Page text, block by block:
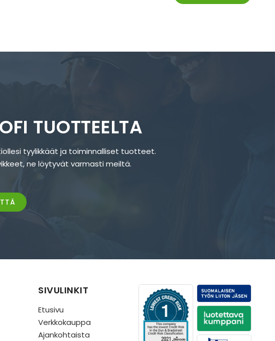
TUOTTEELTA
tyylikkäät ja toiminnalliset tuotteet.
ne löytyvät varmasti meiltä.
SIVULINKIT
Etusivu
Verkkokauppa
Ajankohtaista